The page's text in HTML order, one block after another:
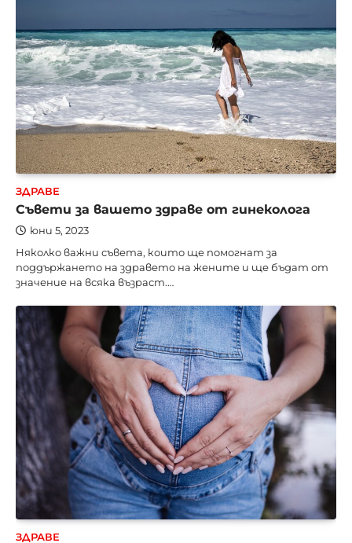
ЗДРАВЕ
Съвети за вашето здраве от гинеколога
юни 5, 2023
Няколко важни съвета, които ще помогнат за
поддържането на здравето на жените и ще бъдат от
значение на всяка възраст.…
ЗДРАВЕ